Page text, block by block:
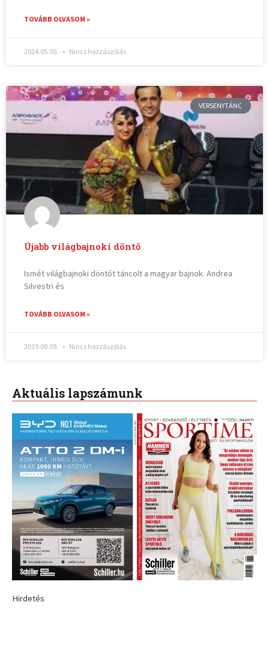
TOVÁBB OLVASOM »
2024.05.05. Nincs hozzászólás
VERSENYTÁNC
Újabb világbajnoki döntő
Ismét világbajnoki döntőt táncolt a magyar bajnok. Andrea
Silvestri és
TOVÁBB OLVASOM »
2019.09.09. Nincs hozzászólás
Aktuális lapszámunk
Hirdetés